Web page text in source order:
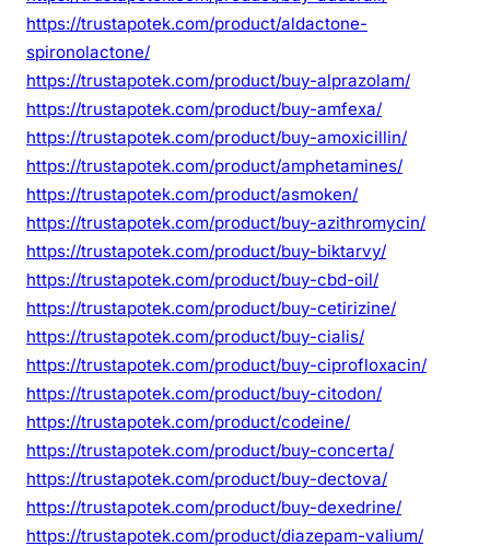
https://trustapotek.com/product/aldactone-
spironolactone/
https://trustapotek.com/product/buy-alprazolam/
https://trustapotek.com/product/buy-amfexa/
https://trustapotek.com/product/buy-amoxicillin/
https://trustapotek.com/product/amphetamines/
https://trustapotek.com/product/asmoken/
https://trustapotek.com/product/buy-azithromycin/
https://trustapotek.com/product/buy-biktarvy/
https://trustapotek.com/product/buy-cbd-oil/
https://trustapotek.com/product/buy-cetirizine/
https://trustapotek.com/product/buy-cialis/
https://trustapotek.com/product/buy-ciprofloxacin/
https://trustapotek.com/product/buy-citodon/
https://trustapotek.com/product/codeine/
https://trustapotek.com/product/buy-concerta/
https://trustapotek.com/product/buy-dectova/
https://trustapotek.com/product/buy-dexedrine/
https://trustapotek.com/product/diazepam-valium/